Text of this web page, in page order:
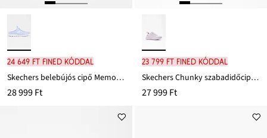
24 649 Ft FINED kóddal
Skechers belebújós cipő Memory-habszivaccsal
28 999 Ft
23 799 Ft FINED kóddal
Skechers Chunky szabadidőcipő Memory-habszivaccsal
27 999 Ft